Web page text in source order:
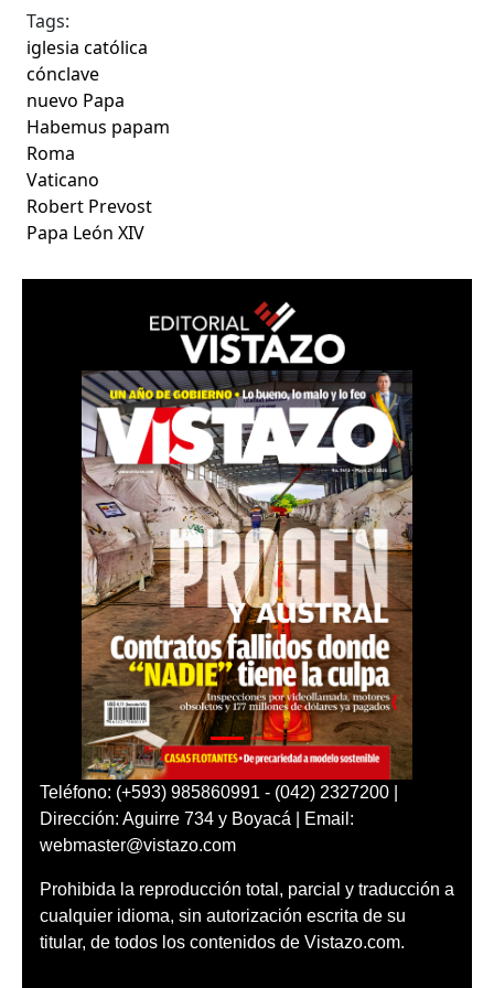
Tags:
iglesia católica
cónclave
nuevo Papa
Habemus papam
Roma
Vaticano
Robert Prevost
Papa León XIV
Teléfono: (+593) 985860991 - (042) 2327200 |
Dirección: Aguirre 734 y Boyacá | Email:
webmaster@vistazo.com
Prohibida la reproducción total, parcial y traducción a
cualquier idioma, sin autorización escrita de su
titular, de todos los contenidos de Vistazo.com.